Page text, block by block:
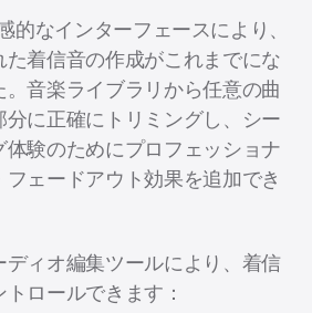
的なインターフェースにより、
着信音の作成がこれまでにな
。音楽ライブラリから任意の曲
分に正確にトリミングし、シー
体験のためにプロフェッショナ
ェードアウト効果を追加でき
ィオ編集ツールにより、着信
ロールできます：